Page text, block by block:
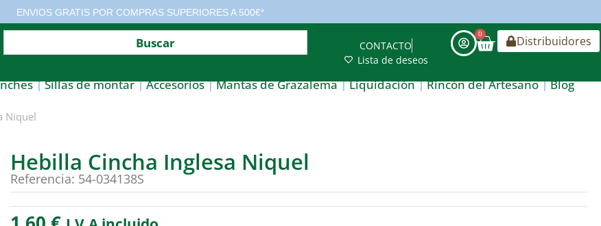
ENVIOS GRATIS POR COMPRAS SUPERIORES A 500€*
CONTACTO
Lista de deseos
0 Distribuidores
Sillas de montar Accesorios Mantas de Grazalema Liquidación Rincón del Artesano Blog
Niquel
Hebilla Cincha Inglesa Niquel
Referencia: 54-034138S